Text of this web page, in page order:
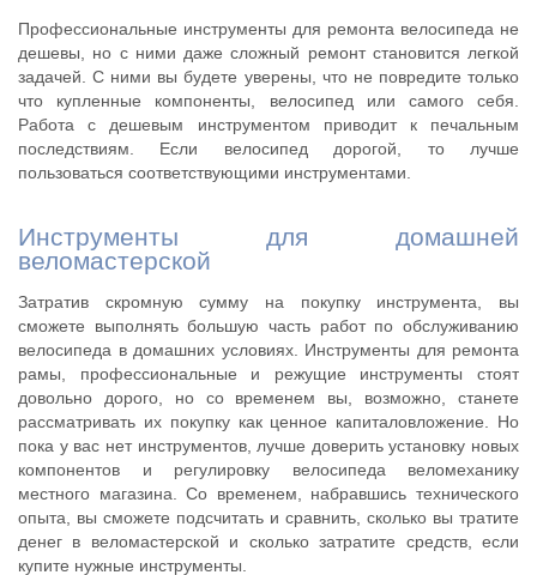
Профессиональные инструменты для ремонта велосипеда не
дешевы, но с ними даже сложный ремонт становится легкой
задачей. С ними вы будете уверены, что не повредите только
что купленные компоненты, велосипед или самого себя.
Работа с дешевым инструментом приводит к печальным
последствиям. Если велосипед дорогой, то лучше
пользоваться соответствующими инструментами.
Инструменты для домашней
веломастерской
Затратив скромную сумму на покупку инструмента, вы
сможете выполнять большую часть работ по обслуживанию
велосипеда в домашних условиях. Инструменты для ремонта
рамы, профессиональные и режущие инструменты стоят
довольно дорого, но со временем вы, возможно, станете
рассматривать их покупку как ценное капиталовложение. Но
пока у вас нет инструментов, лучше доверить установку новых
компонентов и регулировку велосипеда веломеханику
местного магазина. Со временем, набравшись технического
опыта, вы сможете подсчитать и сравнить, сколько вы тратите
денег в веломастерской и сколько затратите средств, если
купите нужные инструменты.